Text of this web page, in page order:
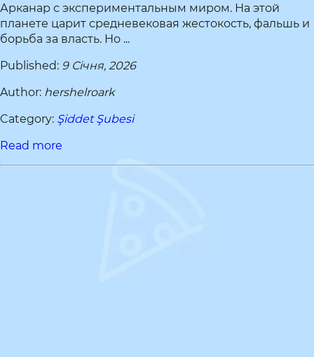
Арканар с экспериментальным миром. На этой
планете царит средневековая жестокость, фальшь и
борьба за власть. Но ...
Published: 9 Січня, 2026
Author: hershelroark
Category: Şiddet Şubesi
Read more